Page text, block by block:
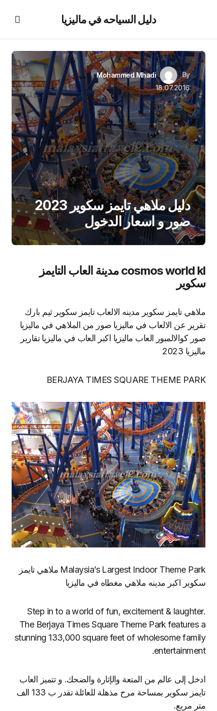
دليل السياحه في ماليزيا
By
Mohammed Mhadi
18.07.2016
دليل ملاهي تايمز سكوير 2023
صور و اسعار الدخول
cosmos world kl مدينة العاب التايمز
سكوير
ملاهي تايمز سكوير مدينه الالعاب تايمز سكوير ثيم بارك
تقرير عن الالعاب في ماليزيا صور من الملاهي في ماليزيا
صور كوالالمبور العاب ماليزيا اكبر العاب في ماليزيا تقارير
ماليزيا 2023
BERJAYA TIMES SQUARE THEME PARK
Malaysia’s Largest Indoor Theme Park ملاهي تايمز
سكوير اكبر مدينه ملاهي مغطاه في ماليزيا
Step in to a world of fun, excitement & laughter.
The Berjaya Times Square Theme Park features a
stunning 133,000 square feet of wholesome family
entertainment.
ادخل إلى عالم من المتعة والإثارة والضحك. و تتميز العاب
تايمز سكوير بمساحة مرح مذهلة للعائلة تقدر ب 133 الف
متر مربع.